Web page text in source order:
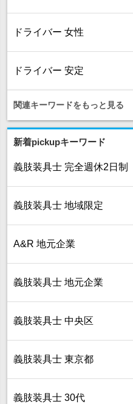
ドライバー 女性
ドライバー 安定
関連キーワードをもっと見る
新着pickupキーワード
義肢装具士 完全週休2日制
義肢装具士 地域限定
A&R 地元企業
義肢装具士 地元企業
義肢装具士 中央区
義肢装具士 東京都
義肢装具士 30代